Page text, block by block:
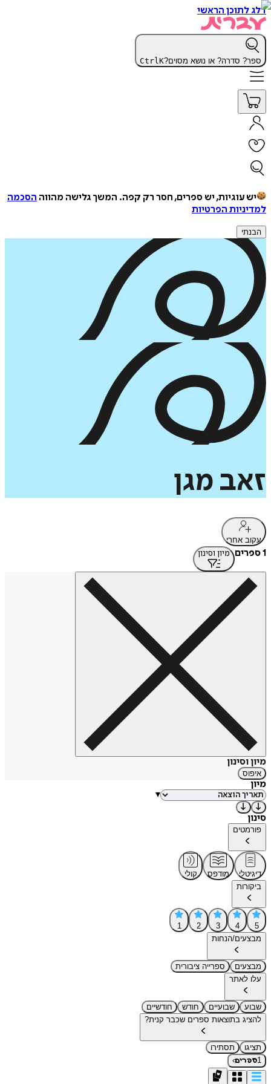
דלג לתוכן הראשי
ספר? סדרה? או נושא מסוים? CtrlK
יש עוגיות, יש ספרים, חסר רק קפה. המשך גלישה מהווה הסכמה
למדיניות הפרטיות
הבנתי
זאב מגן
עקוב אחרי
1 ספרים מיון וסינון
מיון וסינון
איפוס
מיון
▾
סינון
פורמטים
דיגיטלי מודפס
קולי
ביקורות
5
4
3
2
1
מבצעים/הנחות
מבצעים
ספרייה ציבורית
עלו לאתר
שבוע שבועיים חודש
חודשיים
להציג בתוצאות ספרים שכבר קנית?
תציגו
תסתירו
1ספרים›